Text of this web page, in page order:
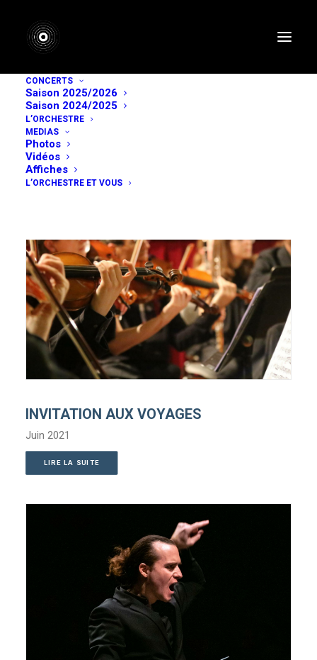
CONCERTS
Saison 2025/2026
Saison 2024/2025
L’ORCHESTRE
MEDIAS
Photos
Vidéos
Affiches
L’ORCHESTRE ET VOUS
Archive
INVITATION AUX VOYAGES
Juin 2021
LIRE LA SUITE